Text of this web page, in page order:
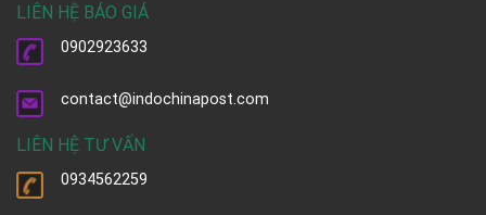
LIÊN HỆ BÁO GIÁ
0902923633
contact@indochinapost.com
LIÊN HỆ TƯ VẤN
0934562259